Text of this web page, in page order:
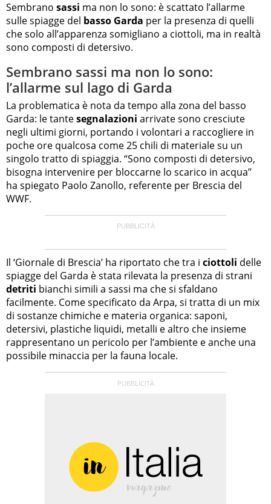
Sembrano sassi ma non lo sono: è scattato l’allarme
sulle spiagge del basso Garda per la presenza di quelli
che solo all’apparenza somigliano a ciottoli, ma in realtà
sono composti di detersivo.
Sembrano sassi ma non lo sono:
l’allarme sul lago di Garda
La problematica è nota da tempo alla zona del basso
Garda: le tantesegnalazioni arrivate sono cresciute
negli ultimi giorni, portando i volontari a raccogliere in
poche ore qualcosa come 25 chili di materiale su un
singolo tratto di spiaggia. “Sono composti di detersivo,
bisogna intervenire per bloccarne lo scarico in acqua”
ha spiegato Paolo Zanollo, referente per Brescia del
WWF.
Il ‘Giornale di Brescia’ ha riportato che tra i ciottoli delle
spiagge del Garda è stata rilevata la presenza di strani
detriti bianchi simili a sassi ma che si sfaldano
facilmente. Come specificato da Arpa, si tratta di un mix
di sostanze chimiche e materia organica: saponi,
detersivi, plastiche liquidi, metalli e altro che insieme
rappresentano un pericolo per l’ambiente e anche una
possibile minaccia per la fauna locale.